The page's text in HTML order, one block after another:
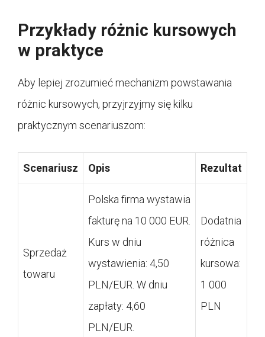
Przykłady różnic kursowych
w praktyce
Aby lepiej zrozumieć mechanizm powstawania
różnic kursowych, przyjrzyjmy się kilku
praktycznym scenariuszom:
Scenariusz Opis Rezultat
Sprzedaż
towaru
Polska firma wystawia
fakturę na 10 000 EUR.
Kurs w dniu
wystawienia: 4,50
PLN/EUR. W dniu
zapłaty: 4,60
PLN/EUR.
Dodatnia
różnica
kursowa:
1 000
PLN